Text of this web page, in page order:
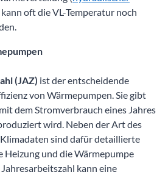
oft die VL-Temperatur noch
(JAZ) ist der entscheidende
von Wärmepumpen. Sie gibt
dem Stromverbrauch eines Jahres
wird. Neben der Art des
sind dafür detaillierte
Heizung und die Wärmepumpe
kann eine